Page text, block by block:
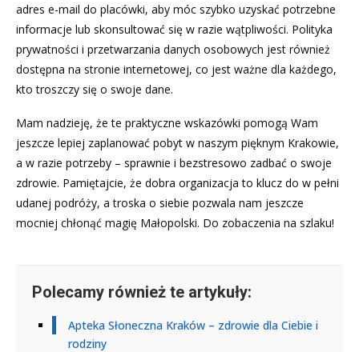
adres e-mail do placówki, aby móc szybko uzyskać potrzebne
informacje lub skonsultować się w razie wątpliwości. Polityka
prywatności i przetwarzania danych osobowych jest również
dostępna na stronie internetowej, co jest ważne dla każdego,
kto troszczy się o swoje dane.
Mam nadzieję, że te praktyczne wskazówki pomogą Wam
jeszcze lepiej zaplanować pobyt w naszym pięknym Krakowie,
a w razie potrzeby – sprawnie i bezstresowo zadbać o swoje
zdrowie. Pamiętajcie, że dobra organizacja to klucz do w pełni
udanej podróży, a troska o siebie pozwala nam jeszcze
mocniej chłonąć magię Małopolski. Do zobaczenia na szlaku!
Polecamy również te artykuły:
Apteka Słoneczna Kraków – zdrowie dla Ciebie i
rodziny